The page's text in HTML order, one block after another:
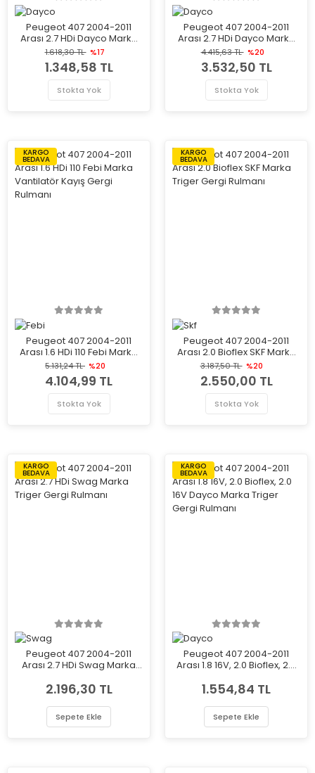
Peugeot 407 2004-2011
Arası 2.7 HDi Dayco Marka
Vantilatör Kayış Gergi
Rulmanı
1.618,30 TL %17
1.348,58 TL
Stokta Yok
Peugeot 407 2004-2011
Arası 2.7 HDi Dayco Marka
Vantilatör Kayış Gergi
Rulmanı
4.415,63 TL %20
3.532,50 TL
Stokta Yok
KARGO
BEDAVA
Peugeot 407 2004-2011
Arası 1.6 HDi 110 Febi Marka
Vantilatör Kayış Gergi
Rulmanı
5.131,24 TL %20
4.104,99 TL
Stokta Yok
KARGO
BEDAVA
Peugeot 407 2004-2011
Arası 2.0 Bioflex SKF Marka
Triger Gergi Rulmanı
3.187,50 TL %20
2.550,00 TL
Stokta Yok
KARGO
BEDAVA
Peugeot 407 2004-2011
Arası 2.7 HDi Swag Marka
2.196,30 TL
Sepete Ekle
KARGO
BEDAVA
Peugeot 407 2004-2011
Arası 1.8 16V, 2.0 Bioflex, 2.0
Gergi Rulmanı
1.554,84 TL
Sepete Ekle